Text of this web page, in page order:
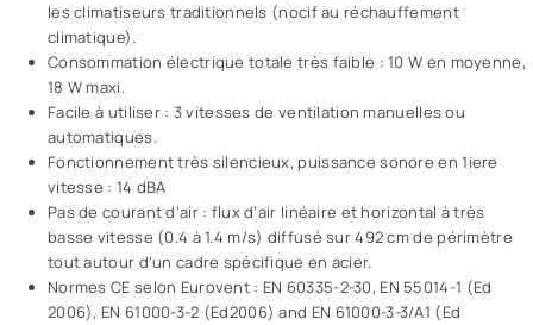
les climatiseurs traditionnels (nocif au réchauffement
climatique).
Consommation électrique totale très faible : 10 W en moyenne,
18 W maxi.
Facile à utiliser : 3 vitesses de ventilation manuelles ou
automatiques.
Fonctionnement très silencieux, puissance sonore en 1iere
vitesse : 14 dBA
Pas de courant d’air : flux d’air linéaire et horizontal à très
basse vitesse (0.4 à 1.4 m/s) diffusé sur 492 cm de périmètre
tout autour d’un cadre spécifique en acier.
Normes CE selon Eurovent : EN 60335-2-30, EN 55014-1 (Ed
2006), EN 61000-3-2 (Ed2006) and EN 61000-3-3/A1 (Ed